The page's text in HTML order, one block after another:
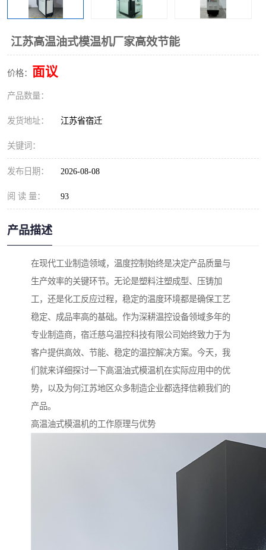
江苏高温油式模温机厂家高效节能
价格： 面议
产品数量：
发货地址： 江苏省宿迁
关键词：
发布日期： 2026-08-08
阅 读 量： 93
产品描述
在现代工业制造领域，温度控制始终是决定产品质量与
生产效率的关键环节。无论是塑料注塑成型、压铸加
工，还是化工反应过程，稳定的温度环境都是确保工艺
稳定、成品率高的基础。作为深耕温控设备领域多年的
专业制造商，宿迁慈乌温控科技有限公司始终致力于为
客户提供高效、节能、稳定的温控解决方案。今天，我
们就来详细探讨一下高温油式模温机在实际应用中的优
势，以及为何江苏地区众多制造企业都选择信赖我们的
产品。
高温油式模温机的工作原理与优势